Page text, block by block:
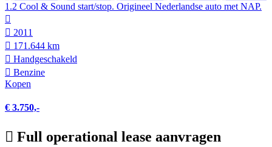
1.2 Cool & Sound start/stop. Origineel Nederlandse auto met NAP.
2011
171.644 km
Hand­geschakeld
Benzine
Kopen
€ 3.750,-
Full operational lease aanvragen